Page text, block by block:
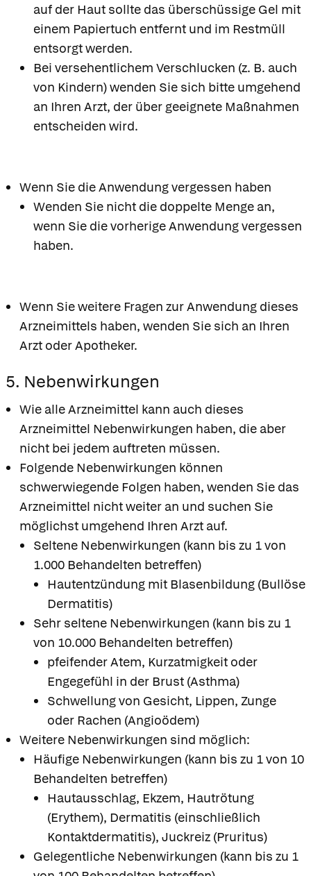
auf der Haut sollte das überschüssige Gel mit
einem Papiertuch entfernt und im Restmüll
entsorgt werden.
Bei versehentlichem Verschlucken (z. B. auch
von Kindern) wenden Sie sich bitte umgehend
an Ihren Arzt, der über geeignete Maßnahmen
entscheiden wird.
Wenn Sie die Anwendung vergessen haben
Wenden Sie nicht die doppelte Menge an,
wenn Sie die vorherige Anwendung vergessen
haben.
Wenn Sie weitere Fragen zur Anwendung dieses
Arzneimittels haben, wenden Sie sich an Ihren
Arzt oder Apotheker.
5. Nebenwirkungen
Wie alle Arzneimittel kann auch dieses
Arzneimittel Nebenwirkungen haben, die aber
nicht bei jedem auftreten müssen.
Folgende Nebenwirkungen können
schwerwiegende Folgen haben, wenden Sie das
Arzneimittel nicht weiter an und suchen Sie
möglichst umgehend Ihren Arzt auf.
Seltene Nebenwirkungen (kann bis zu 1 von
1.000 Behandelten betreffen)
Hautentzündung mit Blasenbildung (Bullöse
Dermatitis)
Sehr seltene Nebenwirkungen (kann bis zu 1
von 10.000 Behandelten betreffen)
pfeifender Atem, Kurzatmigkeit oder
Engegefühl in der Brust (Asthma)
Schwellung von Gesicht, Lippen, Zunge
oder Rachen (Angioödem)
Weitere Nebenwirkungen sind möglich:
Häufige Nebenwirkungen (kann bis zu 1 von 10
Behandelten betreffen)
Hautausschlag, Ekzem, Hautrötung
(Erythem), Dermatitis (einschließlich
Kontaktdermatitis), Juckreiz (Pruritus)
Gelegentliche Nebenwirkungen (kann bis zu 1